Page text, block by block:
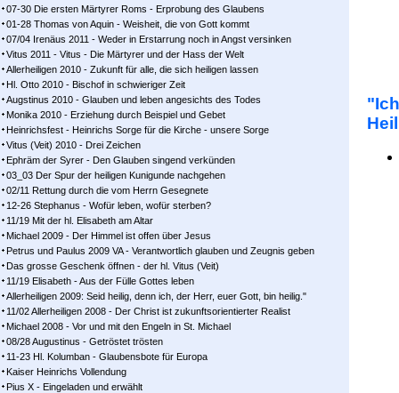
07-30 Die ersten Märtyrer Roms - Erprobung des Glaubens
01-28 Thomas von Aquin - Weisheit, die von Gott kommt
07/04 Irenäus 2011 - Weder in Erstarrung noch in Angst versinken
Vitus 2011 - Vitus - Die Märtyrer und der Hass der Welt
Allerheiligen 2010 - Zukunft für alle, die sich heiligen lassen
Hl. Otto 2010 - Bischof in schwieriger Zeit
Augstinus 2010 - Glauben und leben angesichts des Todes
Monika 2010 - Erziehung durch Beispiel und Gebet
Heinrichsfest - Heinrichs Sorge für die Kirche - unsere Sorge
Vitus (Veit) 2010 - Drei Zeichen
Ephräm der Syrer - Den Glauben singend verkünden
03_03 Der Spur der heiligen Kunigunde nachgehen
02/11 Rettung durch die vom Herrn Gesegnete
12-26 Stephanus - Wofür leben, wofür sterben?
11/19 Mit der hl. Elisabeth am Altar
Michael 2009 - Der Himmel ist offen über Jesus
Petrus und Paulus 2009 VA - Verantwortlich glauben und Zeugnis geben
Das grosse Geschenk öffnen - der hl. Vitus (Veit)
11/19 Elisabeth - Aus der Fülle Gottes leben
Allerheiligen 2009: Seid heilig, denn ich, der Herr, euer Gott, bin heilig."
11/02 Allerheiligen 2008 - Der Christ ist zukunftsorientierter Realist
Michael 2008 - Vor und mit den Engeln in St. Michael
08/28 Augustinus - Getröstet trösten
11-23 Hl. Kolumban - Glaubensbote für Europa
Kaiser Heinrichs Vollendung
Pius X - Eingeladen und erwählt